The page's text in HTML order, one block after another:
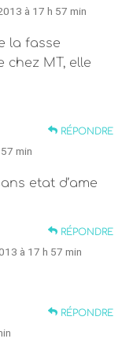
à 17 h 57 min
la fasse
chez MT, elle
RÉPONDRE
min
etat d’ame
RÉPONDRE
à 17 h 57 min
RÉPONDRE